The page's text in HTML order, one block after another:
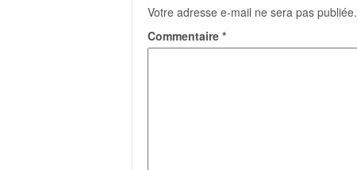
Votre adresse e-mail ne sera pas publiée.
Commentaire *